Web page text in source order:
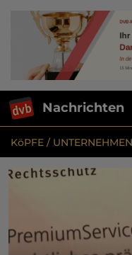
Nachrichten
KöPFE / UNTERNEHMEN